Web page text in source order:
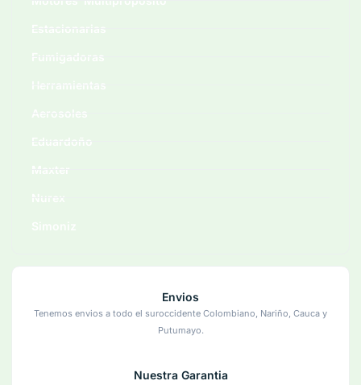
Envios
Tenemos envios a todo el suroccidente Colombiano, Nariño, Cauca y
Putumayo.
Nuestra Garantia